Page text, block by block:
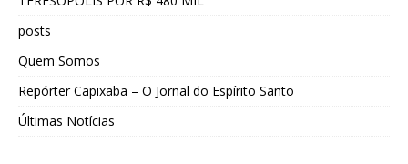
posts
Quem Somos
Repórter Capixaba – O Jornal do Espírito Santo
Últimas Notícias